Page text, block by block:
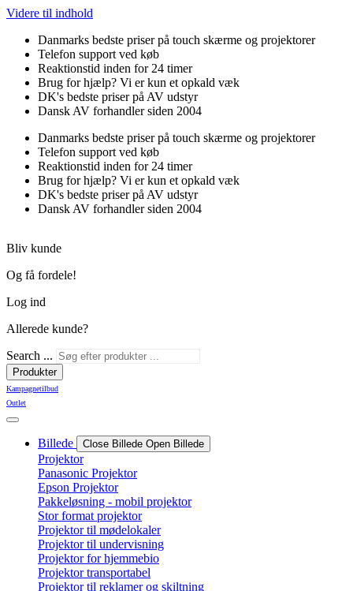
Videre til indhold
Danmarks bedste priser på touch skærme og projektorer
Telefon support ved køb
Reaktionstid inden for 24 timer
Brug for hjælp? Vi er kun et opkald væk
DK's bedste priser på AV udstyr
Dansk AV forhandler siden 2004
Danmarks bedste priser på touch skærme og projektorer
Telefon support ved køb
Reaktionstid inden for 24 timer
Brug for hjælp? Vi er kun et opkald væk
DK's bedste priser på AV udstyr
Dansk AV forhandler siden 2004
Bliv kunde
Og få fordele!
Log ind
Allerede kunde?
Search ...
Produkter
Kampagnetilbud
Outlet
Billede Close Billede Open Billede
Projektor
Panasonic Projektor
Epson Projektor
Pakkeløsning - mobil projektor
Stor format projektor
Projektor til mødelokaler
Projektor til undervisning
Projektor for hjemmebio
Projektor transportabel
Projektor til reklamer og skiltning